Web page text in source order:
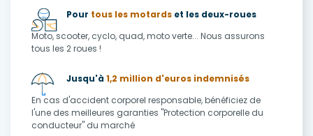
Pour tous les motards et les deux-roues
Moto, scooter, cyclo, quad, moto verte... Nous assurons
tous les 2 roues !
Jusqu'à1,2 million d'euros indemnisés
En cas d'accident corporel responsable, bénéficiez de
l'une des meilleures garanties "Protection corporelle du
conducteur" du marché